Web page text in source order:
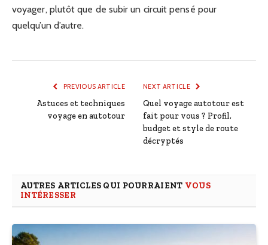
voyager, plutôt que de subir un circuit pensé pour
quelqu’un d’autre.
PREVIOUS ARTICLE
Astuces et techniques
voyage en autotour
NEXT ARTICLE
Quel voyage autotour est
fait pour vous ? Profil,
budget et style de route
décryptés
AUTRES ARTICLES QUI POURRAIENT VOUS
INTÉRESSER